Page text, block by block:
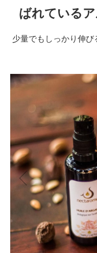
ばれているア
少量でもしっかり伸び